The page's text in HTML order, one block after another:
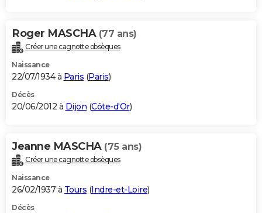
Roger MASCHA (77 ans)
Créer une cagnotte obsèques
Naissance
22/07/1934 à Paris (Paris)
Décès
20/06/2012 à Dijon (Côte-d'Or)
Jeanne MASCHA (75 ans)
Créer une cagnotte obsèques
Naissance
26/02/1937 à Tours (Indre-et-Loire)
Décès